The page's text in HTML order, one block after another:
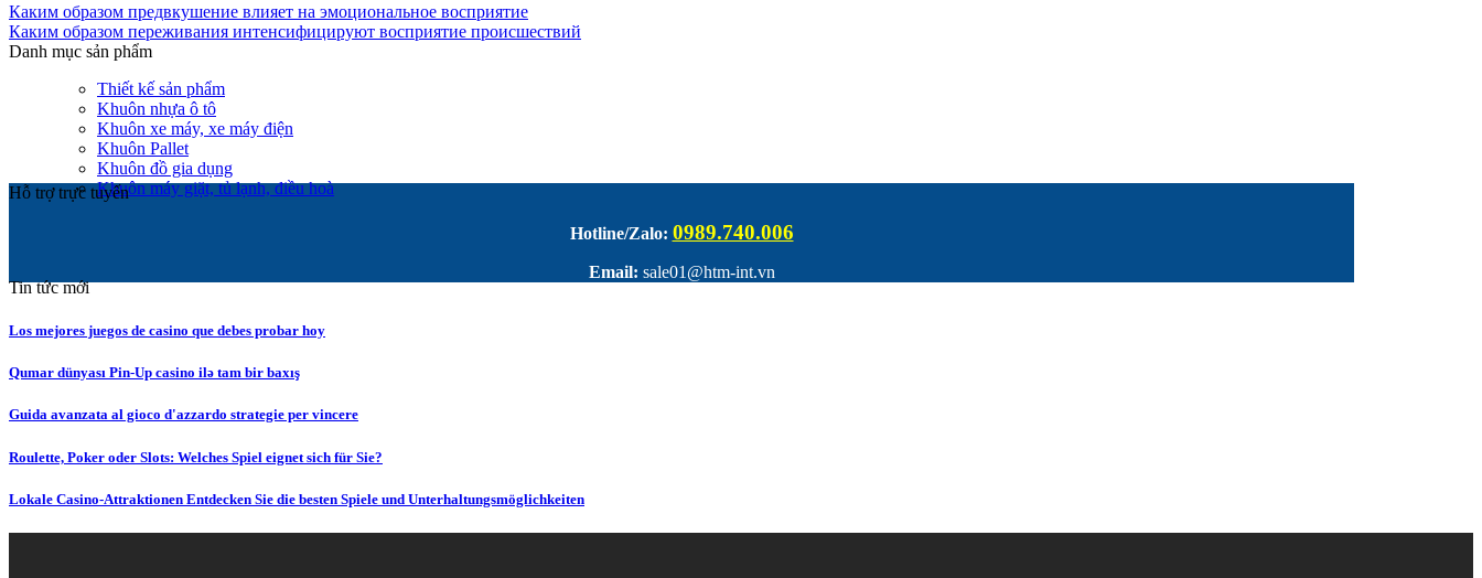
Каким образом предвкушение влияет на эмоциональное восприятие
Каким образом переживания интенсифицируют восприятие происшествий
Danh mục sản phẩm
Thiết kế sản phẩm
Khuôn nhựa ô tô
Khuôn xe máy, xe máy điện
Khuôn Pallet
Khuôn đồ gia dụng
Khuôn máy giặt, tủ lạnh, điều hoà
Hỗ trợ trực tuyến
Hotline/Zalo: 0989.740.006
Email: sale01@htm-int.vn
Tin tức mới
Los mejores juegos de casino que debes probar hoy
Qumar dünyası Pin-Up casino ilə tam bir baxış
Guida avanzata al gioco d'azzardo strategie per vincere
Roulette, Poker oder Slots: Welches Spiel eignet sich für Sie?
Lokale Casino-Attraktionen Entdecken Sie die besten Spiele und Unterhaltungsmöglichkeiten